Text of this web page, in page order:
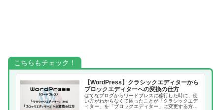
こちらもチェック！
【WordPress】クラシックエディターから
ブロックエディターへの変換の仕方
はてなブログからワードプレスに移行した時に、使
い方がわからなくて困ったことが「クラシックエデ
ィター」を「ブロックエディター」に変更する方法